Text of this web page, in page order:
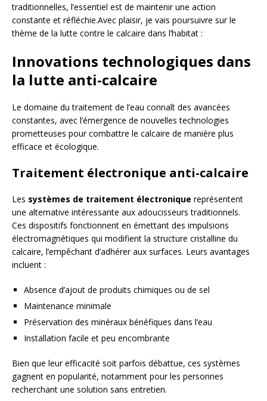
traditionnelles, l’essentiel est de maintenir une action
constante et réfléchie.Avec plaisir, je vais poursuivre sur le
thème de la lutte contre le calcaire dans l’habitat :
Innovations technologiques dans
la lutte anti-calcaire
Le domaine du traitement de l’eau connaît des avancées
constantes, avec l’émergence de nouvelles technologies
prometteuses pour combattre le calcaire de manière plus
efficace et écologique.
Traitement électronique anti-calcaire
Les systèmes de traitement électronique représentent
une alternative intéressante aux adoucisseurs traditionnels.
Ces dispositifs fonctionnent en émettant des impulsions
électromagnétiques qui modifient la structure cristalline du
calcaire, l’empêchant d’adhérer aux surfaces. Leurs avantages
incluent :
Absence d’ajout de produits chimiques ou de sel
Maintenance minimale
Préservation des minéraux bénéfiques dans l’eau
Installation facile et peu encombrante
Bien que leur efficacité soit parfois débattue, ces systèmes
gagnent en popularité, notamment pour les personnes
recherchant une solution sans entretien.